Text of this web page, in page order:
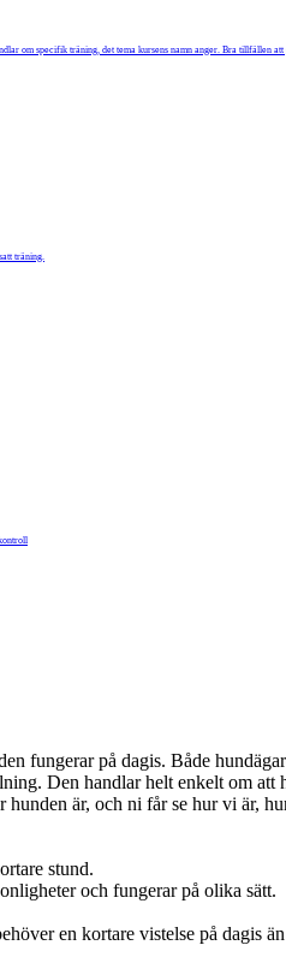
om specifik träning, det tema kursens namn anger. Bra tillfällen att
träning.
fungerar på dagis. Både
Den handlar helt enkelt om
hunden är, och ni får se hur vi
stund.
och fungerar på olika sätt.
en kortare vistelse på dagis